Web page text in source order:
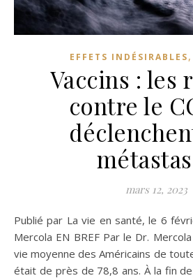
EFFETS INDÉSIRABLES,
Vaccins : les
contre le
mars 12, 2023
Publié par La vie en santé, le 6 février 2023 – Auteur : Dr
Mercola EN BREF Par le Dr.
vie moyenne des Américains de
était de près de 78,8 ans. À la fin